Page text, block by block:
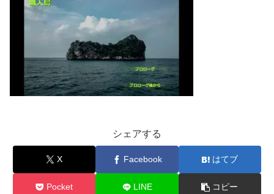
シェアする
X Facebook はてブ
Pocket LINE コピー